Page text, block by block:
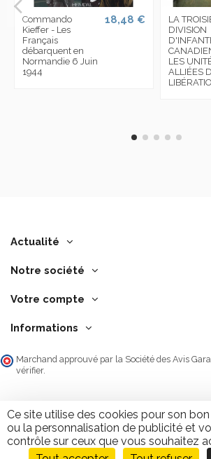
Commando
Kieffer - Les
Français
débarquent en
Normandie 6 Juin
1944
18,48 €
LA
DIVISION
LES
ALLIÉES
Actualité
Notre société
Votre compte
Informations
Marchand approuvé par la Société des Avis
vérifier.
Ce site utilise des cookies pour son
ou la personnalisation de publicité et
contrôle sur ceux que vous souhaitez